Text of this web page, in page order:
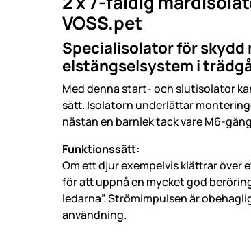
VOSS.pet
Specialisolator för
elstängselsystem i
Med denna start- och slutisolator
sätt. Isolatorn underlättar
nästan en barnlek tack vare M6-
Funktionssätt:
Om ett djur exempelvis klättrar över
för att uppnå en mycket god
ledarna”. Strömimpulsen är
användning.